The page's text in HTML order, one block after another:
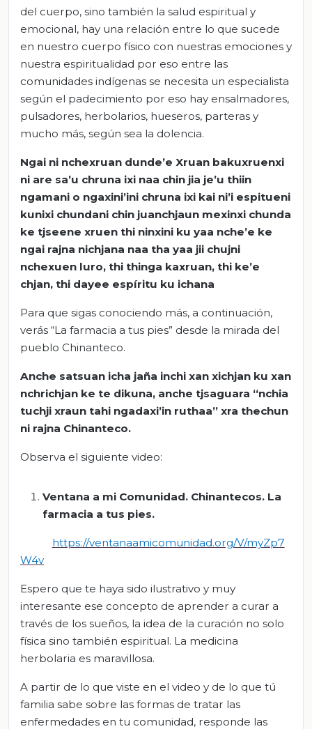
del cuerpo, sino también la salud espiritual y
emocional, hay una relación entre lo que sucede
en nuestro cuerpo físico con nuestras emociones y
nuestra espiritualidad por eso entre las
comunidades indígenas se necesita un especialista
según el padecimiento por eso hay ensalmadores,
pulsadores, herbolarios, hueseros, parteras y
mucho más, según sea la dolencia.
Ngai ni nchexruan dunde’e Xruan bakuxruenxi
ni are sa’u chruna ixi naa chin jia je’u thiin
ngamani o ngaxini’ini chruna ixi kai ni’i espitueni
kunixi chundani chin juanchjaun mexinxi chunda
ke tjseene xruen thi ninxini ku yaa nche’e ke
ngai rajna nichjana naa tha yaa jii chujni
nchexuen luro, thi thinga kaxruan, thi ke’e
chjan, thi dayee espíritu ku ichana
Para que sigas conociendo más, a continuación,
verás “La farmacia a tus pies” desde la mirada del
pueblo Chinanteco.
Anche satsuan icha jaña inchi xan xichjan ku xan
nchrichjan ke te dikuna, anche tjsaguara “nchia
tuchji xraun tahi ngadaxi’in ruthaa” xra thechun
ni rajna Chinanteco.
Observa el siguiente video:
Ventana a mi Comunidad. Chinantecos. La
farmacia a tus pies.
https://ventanaamicomunidad.org/V/myZp7
W4v
Espero que te haya sido ilustrativo y muy
interesante ese concepto de aprender a curar a
través de los sueños, la idea de la curación no solo
física sino también espiritual. La medicina
herbolaria es maravillosa.
A partir de lo que viste en el video y de lo que tú
familia sabe sobre las formas de tratar las
enfermedades en tu comunidad, responde las